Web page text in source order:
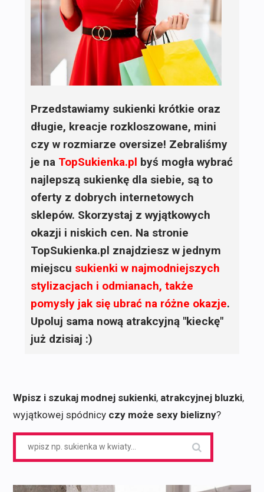
Przedstawiamy sukienki krótkie oraz
długie, kreacje rozkloszowane, mini
czy w rozmiarze oversize! Zebraliśmy
je na TopSukienka.pl byś mogła wybrać
najlepszą sukienkę dla siebie, są to
oferty z dobrych internetowych
sklepów. Skorzystaj z wyjątkowych
okazji i niskich cen. Na stronie
TopSukienka.pl znajdziesz w jednym
miejscu sukienki w najmodniejszych
stylizacjach i odmianach, także
pomysły jak się ubrać na różne okazje.
Upoluj sama nową atrakcyjną "kieckę"
już dzisiaj :)
Wpisz i szukaj modnej sukienki, atrakcyjnej bluzki,
wyjątkowej spódnicy czy może sexy bielizny?